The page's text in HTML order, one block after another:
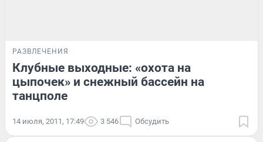
РАЗВЛЕЧЕНИЯ
Клубные выходные: «охота на
цыпочек» и снежный бассейн на
танцполе
14 июля, 2011, 17:49 3 546 Обсудить